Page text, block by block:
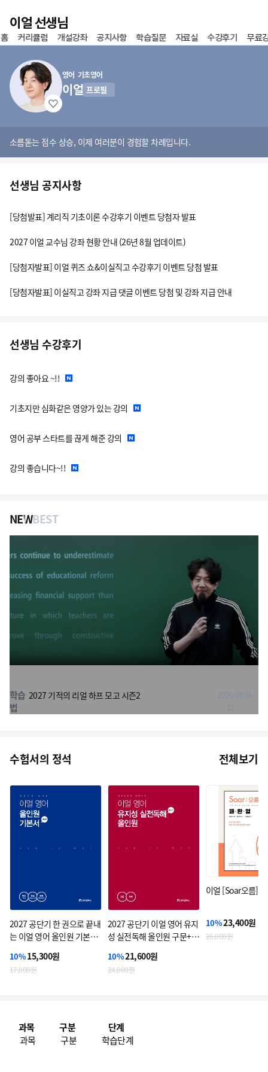
이전
이얼 선생님
홈
즐겨찾기
커리큘럼 개설강좌 공지사항 학습질문 자료실 수강후기 무료
영어 기초영어
이얼 프로필
소름돋는 점수 상승, 이제 여러분이 경험할 차례입니다.
선생님 공지사항
[당첨발표] 계리직 기초이론 수강후기 이벤트 당첨자 발표
2027 이얼 교수님 강좌 현황 안내 (26년 8월 업데이트)
[당첨자발표] 이얼 퀴즈 쇼&이실직고 수강후기 이벤트 당첨 발표
[당첨자발표] 이실직고 강좌 지급 댓글 이벤트 당첨 및 강좌 지급 안내
선생님 수강후기
강의 좋아요 ~!!
기초지만 심화같은 영양가 있는 강의
영어 공부 스타트를 끊게 해준 강의
강의 좋습니다~!!
NEWBEST
학습
법
2027 기적의 리얼 하프 모고 시즌2
2026.08.06
12
수험서의 정석 전체보기
2027 공단기 한 권으로 끝내
는 이얼 영어 올인원 기본서
10%15,300원
17,000원
2027 공단기 이얼 영어 유지
성 실전독해 올인원 구문+독
10%21,600원
24,000원
이얼 [Soar오름]
10%23,400원
26,000원
과목
과목
구분
구분
단계
학습단계